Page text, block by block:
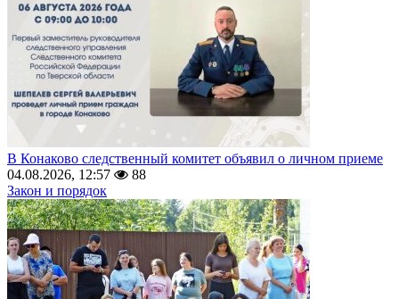
В Конаково следственный комитет объявил о личном приеме
04.08.2026, 12:57
88
Закон и порядок